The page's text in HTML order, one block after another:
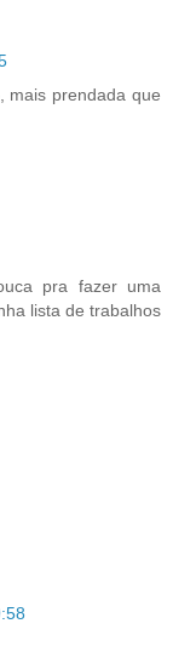
mais prendada que
pra fazer uma
lista de trabalhos